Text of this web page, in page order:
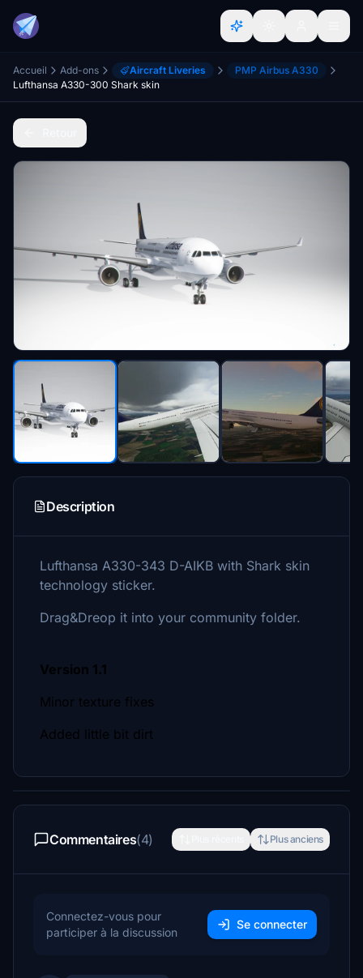
Accueil Add-ons Aircraft Liveries
PMP Airbus A330
Lufthansa A330-300 Shark skin
Description
Lufthansa A330-343 D-AIKB with Shark skin
technology sticker.
Drag&Dreop it into your community folder.
Version 1.1
Minor texture fixes
Added little bit dirt
Commentaires(4) Plus anciens
Connectez-vous pour
participer à la discussion
Se connecter